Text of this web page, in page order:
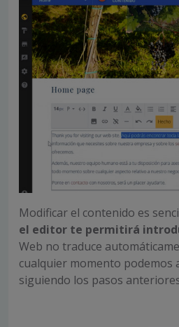
Modificar el contenido es
el editor te permitirá
Web no traduce
cualquier momento podemos
siguiendo los pasos